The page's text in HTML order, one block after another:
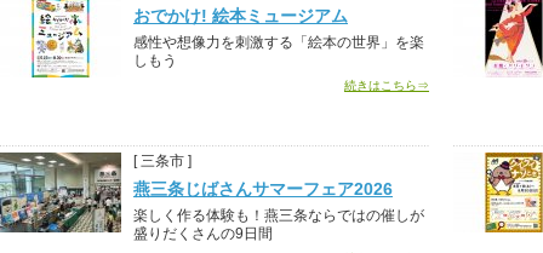
おでかけ! 絵本ミュージアム
感性や想像力を刺激する「絵本の世界」を楽
しもう
続きはこちら⇒
[ 三条市 ]
燕三条じばさんサマーフェア2026
楽しく作る体験も！燕三条ならではの催しが
盛りだくさんの9日間